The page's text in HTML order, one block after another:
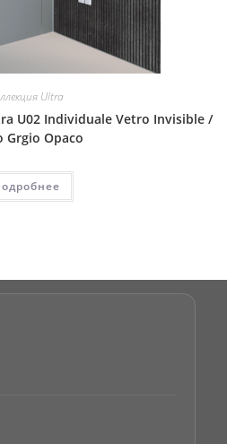
Ultra
U02 Individuale Vetro Invisible /
Grgio Opaco